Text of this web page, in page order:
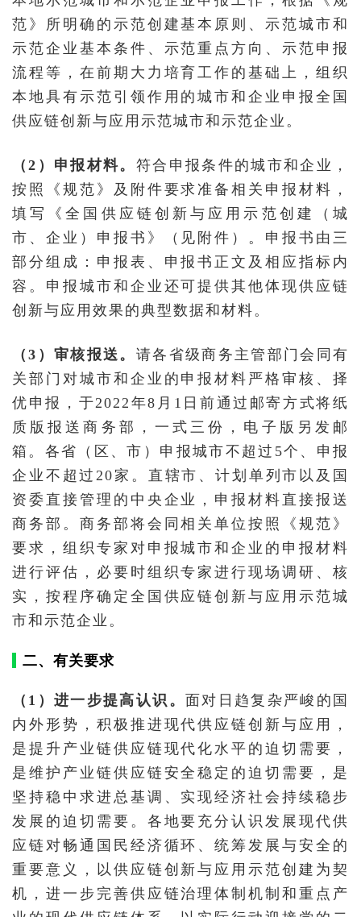
范》所明确的示范创建基本原则、示范城市和
示范企业基本条件、示范重点方向、示范申报
流程等，在前期大力培育工作的基础上，组织
本地具有示范引领作用的城市和企业申报全国
供应链创新与应用示范城市和示范企业。
（2）申报材料。 符合申报条件的城市和企业，
按照《规范》及附件要求准备相关申报材料，
填写《全国供应链创新与应用示范创建（城
市、企业）申报书》（见附件）。申报书由三
部分组成：申报表、申报书正文及相应指标内
容。申报城市和企业还可提供其他体现供应链
创新与应用效果的典型数据和材料。
（3）审核报送。 请各省级商务主管部门会同有
关部门对城市和企业的申报材料严格审核、择
优申报，于2022年8月1日前通过邮寄方式将纸
质版报送商务部，一式三份，电子版另发邮
箱。各省（区、市）申报城市不超过5个、申报
企业不超过20家。直辖市、计划单列市以及国
资委直接管理的中央企业，申报材料直接报送
商务部。商务部将会同相关单位按照《规范》
要求，组织专家对申报城市和企业的申报材料
进行评估，必要时组织专家进行现场调研、核
实，按程序确定全国供应链创新与应用示范城
市和示范企业。
二、有关要求
（1）进一步提高认识。 面对日趋复杂严峻的国
内外形势，积极推进现代供应链创新与应用，
是提升产业链供应链现代化水平的迫切需要，
是维护产业链供应链安全稳定的迫切需要，是
坚持稳中求进总基调、实现经济社会持续稳步
发展的迫切需要。各地要充分认识发展现代供
应链对畅通国民经济循环、统筹发展与安全的
重要意义，以供应链创新与应用示范创建为契
机，进一步完善供应链治理体制机制和重点产